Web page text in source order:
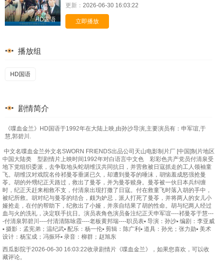
HD国语
更新： 2026-06-30 16:03:22
立即播放
播放组
HD国语
剧情简介
《喋血金兰》HD国语于1992年在大陆上映,由孙沙导演,主要演员有：申军谊,于
慧,郭碧川.
中文名喋血金兰外文名SWORN FRIENDS出品公司天山电影制片厂 [中国]制片地区
中国大陆类 型剧情片上映时间1992年对白语言中文色 彩彩色共产党员付清泉受
地下党组织委派，去争取地头蛇胡维汉共同抗日，并营救被日寇抓走的工人领袖童
飞。胡维汉对戏院名伶祁曼苓垂涎已久，却遭到曼苓的唾沫，胡恼羞成怒强抢曼
苓。胡的外甥纪正天路过，救出了曼苓，并为曼苓赎身。曼苓被一伙日本兵纠缠
时，纪正天赶来相救不支，付清泉出现打撒了日寇。付在救童飞时落入胡的手中，
被纪所救。胡对纪与曼苓的结合，颇为妒忌，派人打死了曼苓，并将两人的女儿小
娅抢走，在付的帮助下，纪救出了小娅，并亲自结果了胡的性命。胡与纪两人经过
血与火的洗礼，决定联手抗日。演员表角色演员备注纪正天申军谊----祁曼苓于慧---
-付清泉郭碧川----付清清陈咏霞----老板黄邦瑞----职员表▪ 导演：孙沙▪ 编剧：李亚威
▪ 摄影：孟宪弟；温纪武▪ 配乐：杨一伦▪ 剪辑：陈广利▪ 道具：孙光；张力勋▪ 美术
设计：杨宝成；冯振环▪ 录音：柳群；赵旭东
西瓜影院于2026-06-30 16:03:22收录剧情片《喋血金兰》，如果您喜欢，可以收
藏评论。